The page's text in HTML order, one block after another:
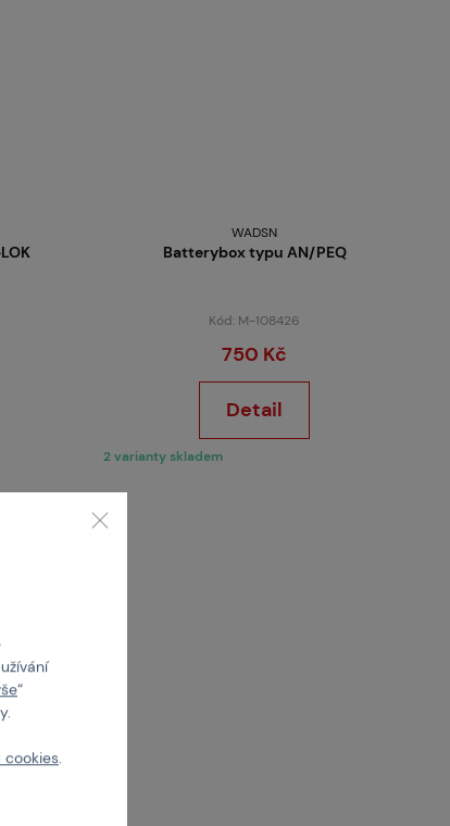
WADSN
Batterybox typu AN/PEQ
Kód: M-108426
750 Kč
Detail
2 varianty skladem
“
cookies.